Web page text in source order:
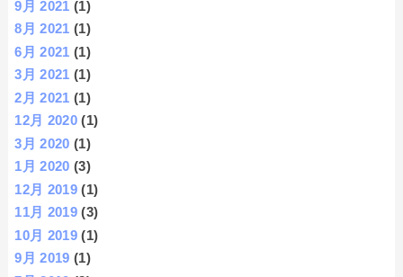
9月 2021 (1)
8月 2021 (1)
6月 2021 (1)
3月 2021 (1)
2月 2021 (1)
12月 2020 (1)
3月 2020 (1)
1月 2020 (3)
12月 2019 (1)
11月 2019 (3)
10月 2019 (1)
9月 2019 (1)